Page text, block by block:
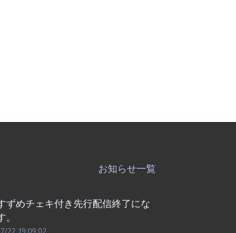
お知らせ一覧
ずめチェキ付き先行配信終了にな
22 19:09:02